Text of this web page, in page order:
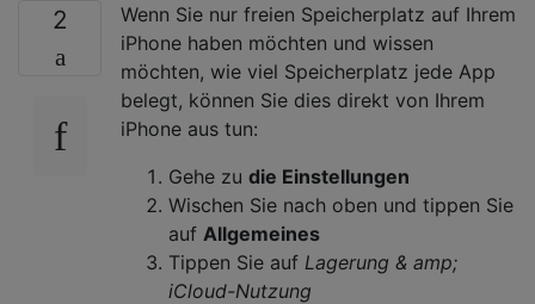
2
Wenn Sie nur freien Speicherplatz auf Ihrem
iPhone haben möchten und wissen
möchten, wie viel Speicherplatz jede App
belegt, können Sie dies direkt von Ihrem
iPhone aus tun:
Gehe zu die Einstellungen
Wischen Sie nach oben und tippen Sie
auf Allgemeines
Tippen Sie auf Lagerung & amp;
iCloud-Nutzung